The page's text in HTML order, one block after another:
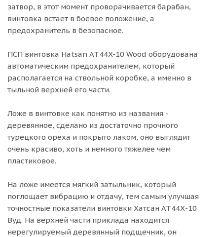
затвор, в этот момент проворачивается барабан,
винтовка встает в боевое положение, а
предохранитель в безопасное.
ПСП винтовка Hatsan AT44X-10 Wood оборудована
автоматическим предохранителем, который
располагается на ствольной коробке, а именно в
тыльной верхней его части.
Ложе в винтовке как понятно из названия -
деревянное, сделано из достаточно прочного
турецкого ореха и покрыто лаком, оно выглядит
очень красиво, хоть и немного тяжелее чем
пластиковое.
На ложе имеется мягкий затыльник, который
поглощает вибрацию и отдачу, тем самым улучшая
точностные показатели винтовки Хатсан АТ44Х-10
Вуд. На верхней части приклада находится
нерегулируемый деревянный подщечник, он